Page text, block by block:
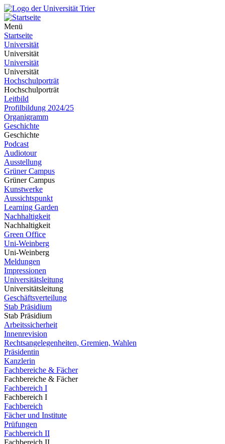
Menü
Startseite
Universität
Universität
Universität
Universität
Hochschulporträt
Hochschulporträt
Leitbild
Profilbildung 2024/25
Organigramm
Geschichte
Geschichte
Podcast
Audiotour
Ausstellung
Grüner Campus
Grüner Campus
Kunstwerke
Aussichtspunkt
Learning Garden
Nachhaltigkeit
Nachhaltigkeit
Green Office
Uni-Weinberg
Uni-Weinberg
Meldungen
Impressionen
Universitätsleitung
Universitätsleitung
Geschäftsverteilung
Stab Präsidium
Stab Präsidium
Arbeitssicherheit
Innenrevision
Rechtsangelegenheiten, Gremien, Wahlen
Präsidentin
Kanzlerin
Fachbereiche & Fächer
Fachbereiche & Fächer
Fachbereich I
Fachbereich I
Fachbereich
Fächer und Institute
Prüfungen
Fachbereich II
Fachbereich II